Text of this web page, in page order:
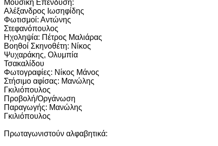
Μουσική Επένδυση:
Αλέξανδρος Ιωσηφίδης
Φωτισμοί: Αντώνης
Στεφανόπουλος
Ηχοληψία: Πέτρος Μαλιάρας
Βοηθοί Σκηνοθέτη: Νίκος
Ψυχαράκης, Ολυμπία
Τσακαλίδου
Φωτογραφίες: Νίκος Μάνος
Στήσιμο αφίσας: Μανώλης
Γκιλιόπουλος
Προβολή/Οργάνωση
Παραγωγής: Μανώλης
Γκιλιόπουλος
Πρωταγωνιστούν αλφαβητικά: